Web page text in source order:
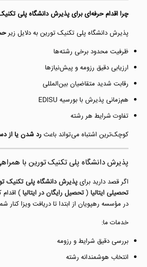
چرا اقدام حرفه‌ای برای پذیرش دانشگاه پلی
پذیرش دانشگاه پلی تکنیک تورین به دلایل زیر
ظرفیت محدود برخی رشته‌ها
ارزیابی دقیق رزومه و پیش‌نیازها
رقابت شدید متقاضیان بین‌المللی
هم‌زمانی پذیرش با بورسیه EDISU
تفاوت شرایط هر رشته
کوچک‌ترین اشتباه می‌تواند باعثرد شدن یا از
پذیرش دانشگاه پلی تکنیک تورینبا
اگر قصد دارید برایپذیرش دانشگاه پلی تکنیک
تحصیلی ایتالیا(تحصیل رایگان در ایتالیا)
در مؤسسه رهپویان از ابتدا تا دریافت ویزا کنار
خدمات ما:
بررسی دقیق شرایط و رزومه
انتخاب هوشمندانه رشته